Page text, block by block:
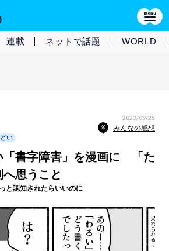
連載 ネットで話題 WORLD
2023/09/25
みんなの感想
い
「書字障害」を漫画に 「た
思うこと
と認知されたらいいのに